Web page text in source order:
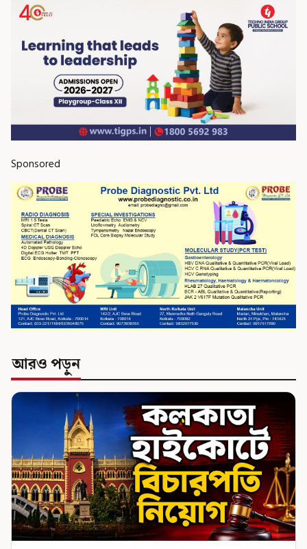
Sponsored
আরও পড়ুন